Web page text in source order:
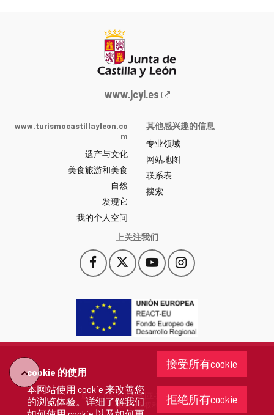
cookie 的使用
本网站使用 cookie 来改善您
的浏览体验。详细了解我们
接受所有cookie
拒绝所有cookie
Junta
y
León
网
站
门
户
-
www.jcyl.es
www.turismocastillayleon.co
m
遗产与文化
美食旅游和美食
自然
发现它
我的个人空间
其他感兴趣的信息
专业领域
网站地图
联系表
搜索
上关注我们
Facebook
此
链
会
打
开
一
口。
此
链
一
口。
YouTube
此
链
会
打
开
一
个
窗
口。
Instagram
此
链
会
开
一
个
新
窗
口。
"回
去"
版权 2026 - 卡斯蒂利亚-莱昂省政府
保留所有权利